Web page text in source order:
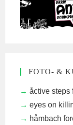
FOTO- &
åctive steps
eyes on
håmbach